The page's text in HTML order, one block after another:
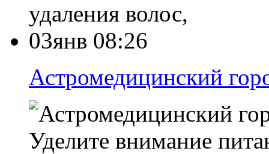
удаления волос,
03янв 08:26
Астромедицинский
Уделите внимание